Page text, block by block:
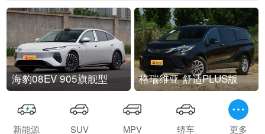
海豹08EV 905旗舰型 格瑞维亚 舒适PLUS版
新能源 SUV MPV 轿车 更多